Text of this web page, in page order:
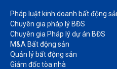
Pháp luật kinh doanh bất động
Chuyên gia pháp lý BĐS
Chuyên gia Pháp lý dự án BĐS
M&A Bất động sản​
Quản lý bất động sản
Giám đốc tòa nhà​